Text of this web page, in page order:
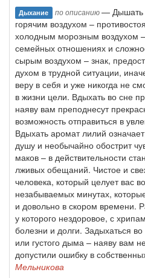
Дыхание по описанию— Дышать
горячим воздухом –
холодным морозным воздухом –
семейных отношениях и
сырым воздухом – знак,
духом в трудной ситуации,
веру в себя и уже никогда не
в жизни цели. Вдыхать во сне
наяву вам преподнесут
возможность отправиться в
Вдыхать аромат лилий
душу и необычайно обострит
маков – в действительности
лживых обещаний. Чистое и
человека, который целует вас
незабываемых минутах,
и довольно в скором времени.
у которого нездоровое, с
болезни и долги. Задыхаться
или густого дыма – наяву вам
допустили ошибку в
Мельникова